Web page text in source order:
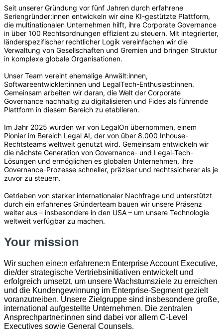
Seit unserer Gründung vor fünf Jahren durch erfahrene
Seriengründer:innen entwickeln wir eine KI-gestützte Plattform,
die multinationalen Unternehmen hilft, ihre Corporate Governance
in über 100 Rechtsordnungen effizient zu steuern. Mit integrierter,
länderspezifischer rechtlicher Logik vereinfachen wir die
Verwaltung von Gesellschaften und Gremien und bringen Struktur
in komplexe globale Organisationen.
Unser Team vereint ehemalige Anwält:innen,
Softwareentwickler:innen und LegalTech-Enthusiast:innen.
Gemeinsam arbeiten wir daran, die Welt der Corporate
Governance nachhaltig zu digitalisieren und Fides als führende
Plattform in diesem Bereich zu etablieren.
Im Jahr 2025 wurden wir von LegalOn übernommen, einem
Pionier im Bereich Legal AI, der von über 8.000 Inhouse-
Rechtsteams weltweit genutzt wird. Gemeinsam entwickeln wir
die nächste Generation von Governance- und Legal-Tech-
Lösungen und ermöglichen es globalen Unternehmen, ihre
Governance-Prozesse schneller, präziser und rechtssicherer als je
zuvor zu steuern.
Getrieben von starker internationaler Nachfrage und unterstützt
durch ein erfahrenes Gründerteam bauen wir unsere Präsenz
weiter aus – insbesondere in den USA – um unsere Technologie
weltweit verfügbar zu machen.
Your mission
Wir suchen eine:n erfahrene:n Enterprise Account Executive,
die/der strategische Vertriebsinitiativen entwickelt und
erfolgreich umsetzt, um unsere Wachstumsziele zu erreichen
und die Kundengewinnung im Enterprise-Segment gezielt
voranzutreiben. Unsere Zielgruppe sind insbesondere große,
international aufgestellte Unternehmen. Die zentralen
Ansprechpartner:innen sind dabei vor allem C-Level
Executives sowie General Counsels.